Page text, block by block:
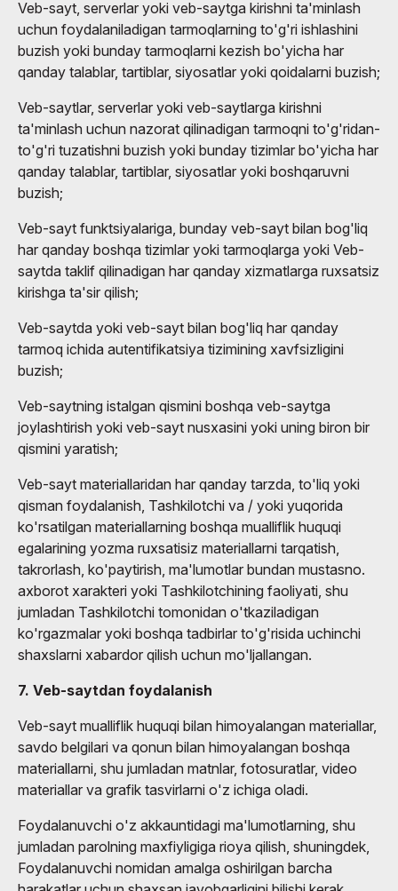
Veb-sayt, serverlar yoki veb-saytga kirishni ta'minlash
uchun foydalaniladigan tarmoqlarning to'g'ri ishlashini
buzish yoki bunday tarmoqlarni kezish bo'yicha har
qanday talablar, tartiblar, siyosatlar yoki qoidalarni buzish;
Veb-saytlar, serverlar yoki veb-saytlarga kirishni
ta'minlash uchun nazorat qilinadigan tarmoqni to'g'ridan-
to'g'ri tuzatishni buzish yoki bunday tizimlar bo'yicha har
qanday talablar, tartiblar, siyosatlar yoki boshqaruvni
buzish;
Veb-sayt funktsiyalariga, bunday veb-sayt bilan bog'liq
har qanday boshqa tizimlar yoki tarmoqlarga yoki Veb-
saytda taklif qilinadigan har qanday xizmatlarga ruxsatsiz
kirishga ta'sir qilish;
Veb-saytda yoki veb-sayt bilan bog'liq har qanday
tarmoq ichida autentifikatsiya tizimining xavfsizligini
buzish;
Veb-saytning istalgan qismini boshqa veb-saytga
joylashtirish yoki veb-sayt nusxasini yoki uning biron bir
qismini yaratish;
Veb-sayt materiallaridan har qanday tarzda, to'liq yoki
qisman foydalanish, Tashkilotchi va / yoki yuqorida
ko'rsatilgan materiallarning boshqa mualliflik huquqi
egalarining yozma ruxsatisiz materiallarni tarqatish,
takrorlash, ko'paytirish, ma'lumotlar bundan mustasno.
axborot xarakteri yoki Tashkilotchining faoliyati, shu
jumladan Tashkilotchi tomonidan o'tkaziladigan
ko'rgazmalar yoki boshqa tadbirlar to'g'risida uchinchi
shaxslarni xabardor qilish uchun mo'ljallangan.
7. Veb-saytdan foydalanish
Veb-sayt mualliflik huquqi bilan himoyalangan materiallar,
savdo belgilari va qonun bilan himoyalangan boshqa
materiallarni, shu jumladan matnlar, fotosuratlar, video
materiallar va grafik tasvirlarni o'z ichiga oladi.
Foydalanuvchi o'z akkauntidagi ma'lumotlarning, shu
jumladan parolning maxfiyligiga rioya qilish, shuningdek,
Foydalanuvchi nomidan amalga oshirilgan barcha